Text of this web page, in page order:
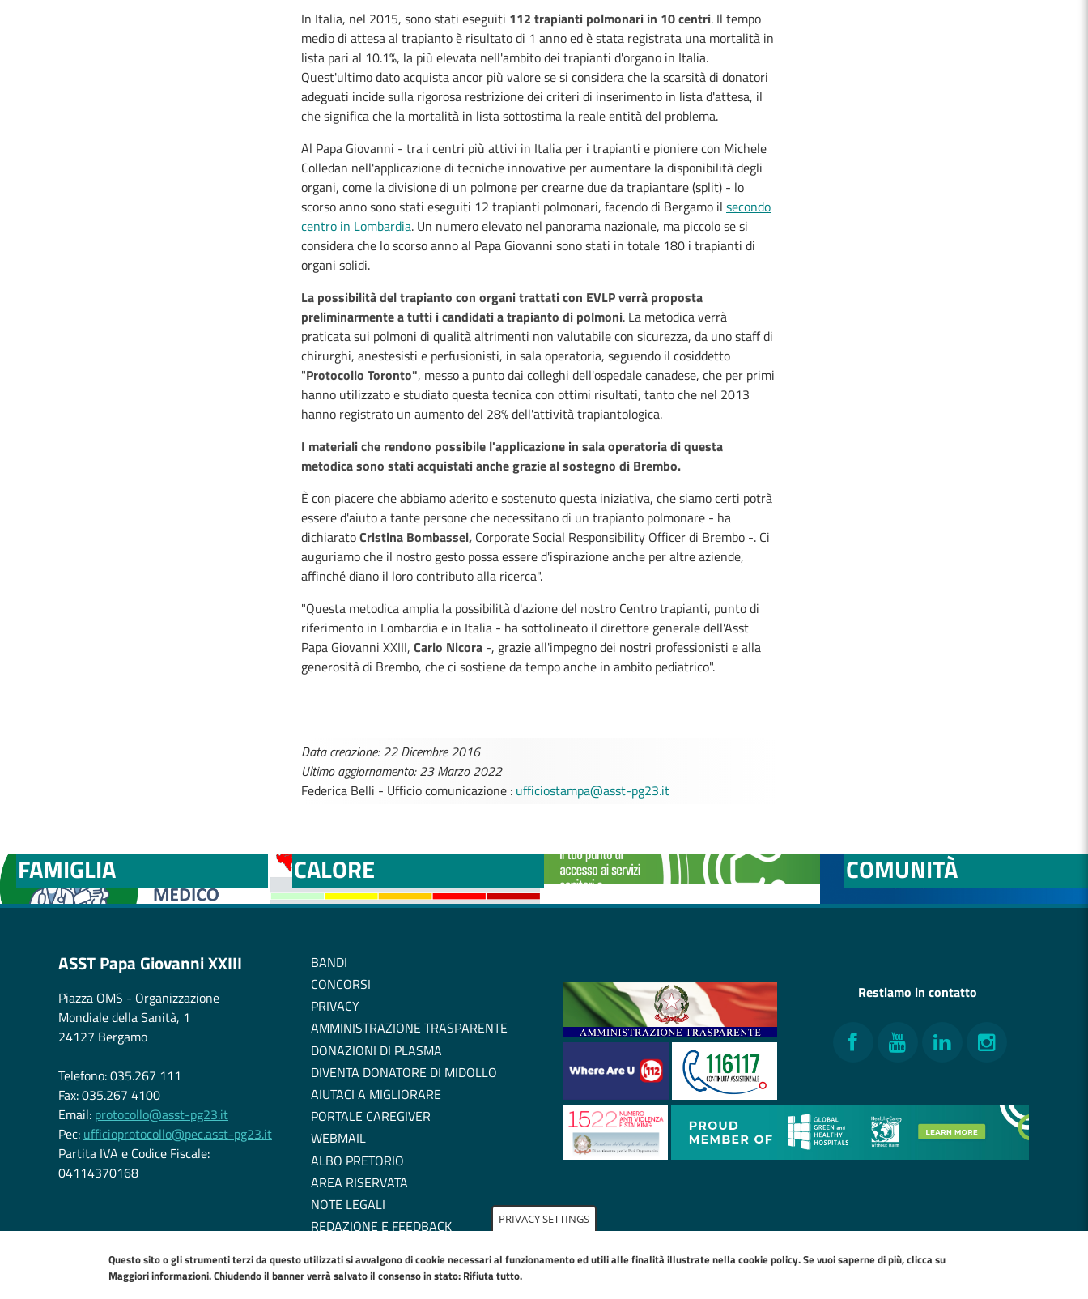
PRIVACY SETTINGS
Questo sito o gli strumenti terzi da questo utilizzati si avvalgono di cookie necessari al funzionamento ed utili alle finalità illustrate nellacookie policy. Se vuoi saperne di più, clicca su
Maggiori informazioni. Chiudendo il banner verrà salvato il consenso in stato: Rifiuta tutto.
In Italia, nel 2015, sono stati eseguiti 112 trapianti polmonari in 10 centri. Il tempo
medio di attesa al trapianto è risultato di 1 anno ed è stata registrata una mortalità in
lista pari al 10.1%, la più elevata nell'ambito dei trapianti d'organo in Italia.
Quest'ultimo dato acquista ancor più valore se si considera che la scarsità di donatori
adeguati incide sulla rigorosa restrizione dei criteri di inserimento in lista d'attesa, il
che significa che la mortalità in lista sottostima la reale entità del problema.
Al Papa Giovanni - tra i centri più attivi in Italia per i trapianti e pioniere con Michele
Colledan nell'applicazione di tecniche innovative per aumentare la disponibilità degli
organi, come la divisione di un polmone per crearne due da trapiantare (split) - lo
scorso anno sono stati eseguiti 12 trapianti polmonari, facendo di Bergamo il secondo
centro in Lombardia. Un numero elevato nel panorama nazionale, ma piccolo se si
considera che lo scorso anno al Papa Giovanni sono stati in totale 180 i trapianti di
organi solidi.
La possibilità del trapianto con organi trattati con EVLP verrà proposta
preliminarmente a tutti i candidati a trapianto di polmoni. La metodica verrà
praticata sui polmoni di qualità altrimenti non valutabile con sicurezza, da uno staff di
chirurghi, anestesisti e perfusionisti, in sala operatoria, seguendo il cosiddetto
"Protocollo Toronto", messo a punto dai colleghi dell'ospedale canadese, che per primi
hanno utilizzato e studiato questa tecnica con ottimi risultati, tanto che nel 2013
hanno registrato un aumento del 28% dell'attività trapiantologica.
I materiali che rendono possibile l'applicazione in sala operatoria di questa
metodica sono stati acquistati anche grazie al sostegno di Brembo.
È con piacere che abbiamo aderito e sostenuto questa iniziativa, che siamo certi potrà
essere d'aiuto a tante persone che necessitano di un trapianto polmonare - ha
dichiaratoCristina Bombassei, Corporate Social Responsibility Officer di Brembo -. Ci
auguriamo che il nostro gesto possa essere d'ispirazione anche per altre aziende,
affinché diano il loro contributo alla ricerca".
"Questa metodica amplia la possibilità d'azione del nostro Centro trapianti, punto di
riferimento in Lombardia e in Italia - ha sottolineato il direttore generale dell'Asst
Papa Giovanni XXIII, Carlo Nicora -, grazie all'impegno dei nostri professionisti e alla
generosità di Brembo, che ci sostiene da tempo anche in ambito pediatrico".
Data creazione: 22 Dicembre 2016
Ultimo aggiornamento: 23 Marzo 2022
Federica Belli - Ufficio comunicazione : ufficiostampa@asst-pg23.it
FAMIGLIA
CALORE
COMUNITÀ
ASST Papa Giovanni XXIII
Piazza OMS - Organizzazione
Mondiale della Sanità, 1
24127 Bergamo
Telefono: 035.267 111
Fax: 035.267 4100
Email: protocollo@asst-pg23.it
Pec: ufficioprotocollo@pec.asst-pg23.it
Partita IVA e Codice Fiscale:
04114370168
BANDI
CONCORSI
PRIVACY
AMMINISTRAZIONE TRASPARENTE
DONAZIONI DI PLASMA
DIVENTA DONATORE DI MIDOLLO
AIUTACI A MIGLIORARE
PORTALE CAREGIVER
WEBMAIL
ALBO PRETORIO
AREA RISERVATA
NOTE LEGALI
REDAZIONE E FEEDBACK
EU COOKIE POLICY
Restiamo in contatto
Facebook
YouTubeLinkedInInstagram